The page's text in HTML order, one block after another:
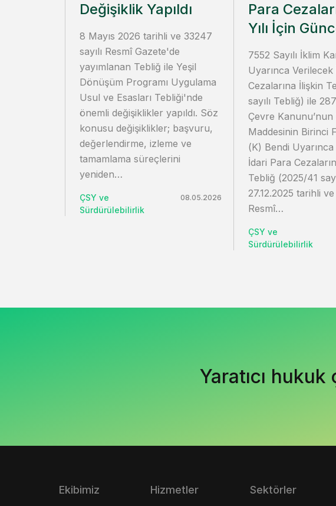
Değişiklik Yapıldı
8 Mayıs 2026 tarihli ve 33247
sayılı Resmî Gazete'de
yayımlanan Tebliğ ile Yeşil
Dönüşüm Programı Uygulama
Usul ve Esasları Tebliği'nde
önemli değişiklikler yapıldı. Söz
konusu değişiklikler; başvuru,
değerlendirme, izleme ve
tamamlama süreçlerini
yeniden…
ÇSY ve
Sürdürülebilirlik
08.05.2026
Para
Yılı İçin
7552 Sayılı İklim
Uyarınca
Cezalarına İlişkin
sayılı Tebliğ) ile
Çevre Kanunu’nun
Maddesinin Birinci
(K) Bendi
İdari Para
Tebliğ (2025/41
27.12.2025 tarihli ve
Resmî…
ÇSY ve
Sürdürülebilirlik
Yaratıcı
Ekibimiz Hizmetler Sektörler